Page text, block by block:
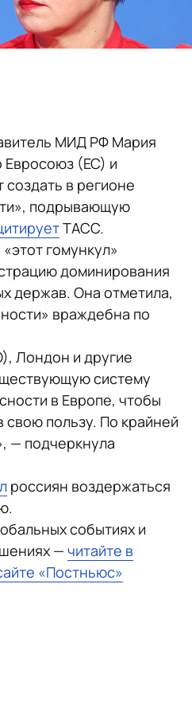
МИД РФ Мария
Евросоюз (ЕС) и
создать в регионе
подрывающую
ТАСС.
гомункул»
доминирования
держав. Она отметила,
враждебна по
Лондон и другие
систему
в Европе, чтобы
свою пользу. По крайней
— подчеркнула
россиян воздержаться
событиях и
— читайте в
«Постньюс»